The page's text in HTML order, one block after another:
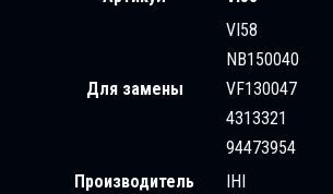
Для замены
VI58
NB150040
VF130047
4313321
94473954
Производитель
IHI